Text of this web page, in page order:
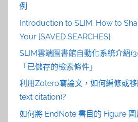
例
Introduction to SLIM: How to
Your [SAVED SEARCHES]
SLIM雲端圖書館自動化系統介紹
「已儲存的檢索條件」
利用Zotero寫論文，如何編修或
text citation)?
如何將 EndNote 書目的 Figure 圖